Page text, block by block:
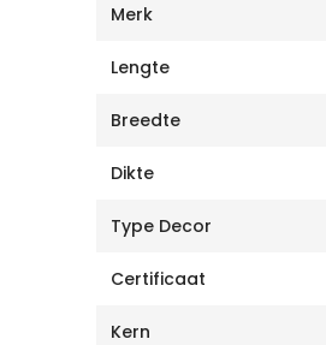
Merk
Lengte
Breedte
Dikte
Type Decor
Certificaat
Kern